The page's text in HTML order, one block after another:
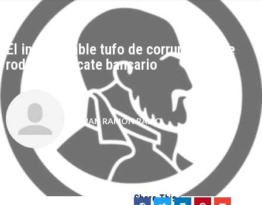
El insoportable tufo de corrupción que
rodea al rescate bancario
JUAN RAMÓN RALLO
Share This :